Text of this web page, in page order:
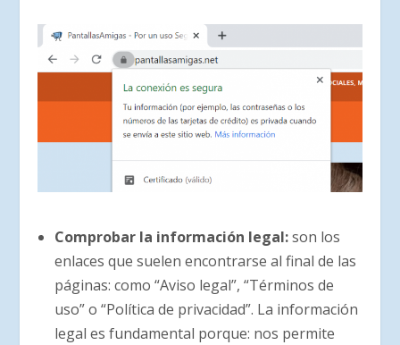
Comprobar la información legal:son los
enlaces que suelen encontrarse al final de las
páginas: como “Aviso legal”, “Términos de
uso” o “Política de privacidad”. La información
legal es fundamental porque: nos permite